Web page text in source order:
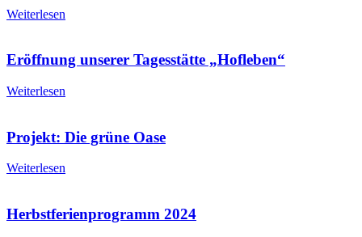
Weiterlesen
Eröffnung unserer Tagesstätte „Hofleben“
Weiterlesen
Projekt: Die grüne Oase
Weiterlesen
Herbstferienprogramm 2024